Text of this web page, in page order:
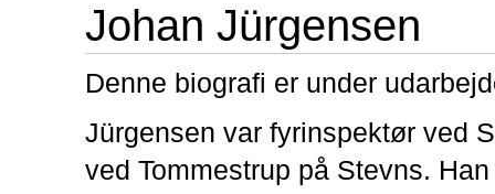
Johan Jürgensen
Denne biografi er under
Jürgensen var fyrinspektør ved
ved Tommestrup på Stevns.